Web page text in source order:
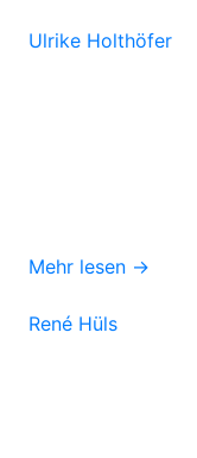
Ulrike Holthöfer
Mehr lesen →
René Hüls